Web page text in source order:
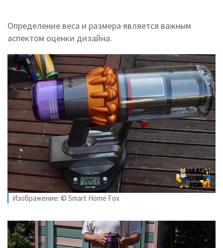
Определение веса и размера является важным
аспектом оценки дизайна.
Изображение: © Smart Home Fox